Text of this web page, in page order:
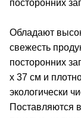
посторонних
Обладают
свежесть
посторонних
х 37 см и
экологически
Поставляются